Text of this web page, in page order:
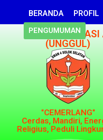
BERANDA PROFIL
PENGUMUMAN
TERAKREDITASI
(UNGGUL)
"CEMERLANG"
Cerdas, Mandiri,
Religius, Peduli